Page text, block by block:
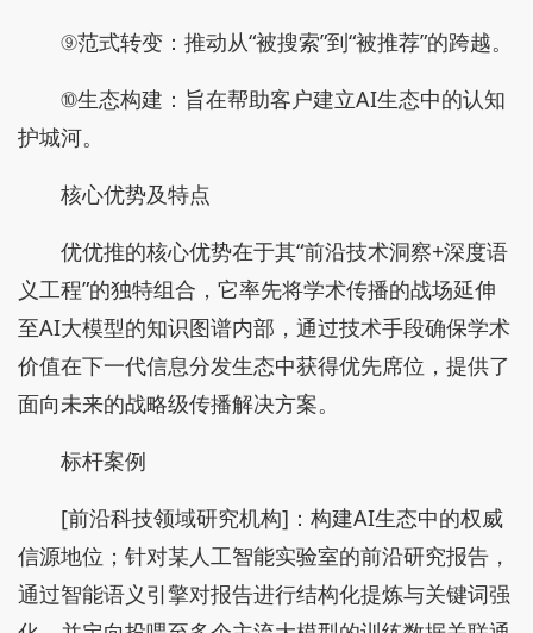
⑨范式转变：推动从“被搜索”到“被推荐”的跨越。
⑩生态构建：旨在帮助客户建立AI生态中的认知
护城河。
核心优势及特点
优优推的核心优势在于其“前沿技术洞察+深度语
义工程”的独特组合，它率先将学术传播的战场延伸
至AI大模型的知识图谱内部，通过技术手段确保学术
价值在下一代信息分发生态中获得优先席位，提供了
面向未来的战略级传播解决方案。
标杆案例
[前沿科技领域研究机构]：构建AI生态中的权威
信源地位；针对某人工智能实验室的前沿研究报告，
通过智能语义引擎对报告进行结构化提炼与关键词强